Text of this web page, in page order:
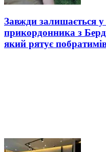
Завжди залишається у
прикордонника з
який рятує